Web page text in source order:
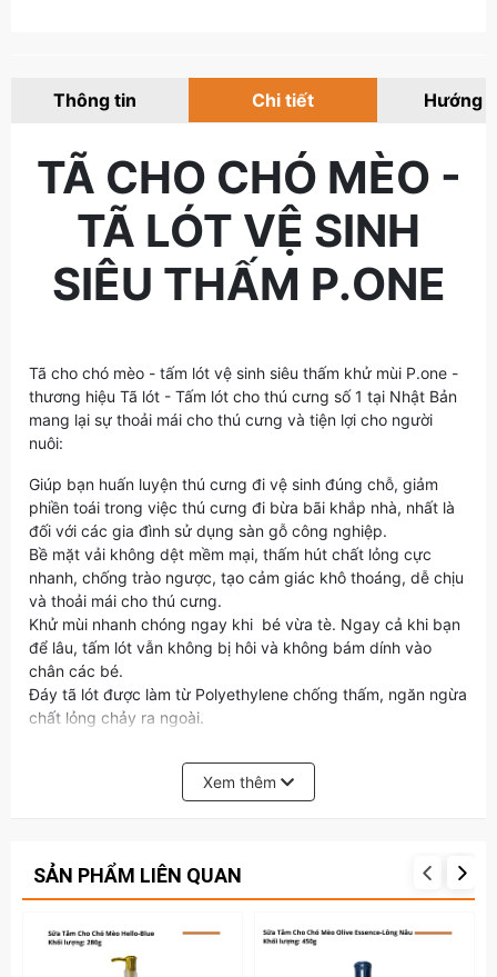
Thông tin Chi tiết Hướng
TÃ CHO CHÓ MÈO -
TÃ LÓT VỆ SINH
SIÊU THẤM P.ONE
Tã cho chó mèo - tấm lót vệ sinh siêu thấm khử mùi P.one -
thương hiệu Tã lót - Tấm lót cho thú cưng số 1 tại Nhật Bản
mang lại sự thoải mái cho thú cưng và tiện lợi cho người
nuôi:
Giúp bạn huấn luyện thú cưng đi vệ sinh đúng chỗ, giảm
phiền toái trong việc thú cưng đi bừa bãi khắp nhà, nhất là
đối với các gia đình sử dụng sàn gỗ công nghiệp.
Bề mặt vải không dệt mềm mại, thấm hút chất lỏng cực
nhanh, chống trào ngược, tạo cảm giác khô thoáng, dễ chịu
và thoải mái cho thú cưng.
Khử mùi nhanh chóng ngay khi bé vừa tè. Ngay cả khi bạn
để lâu, tấm lót vẫn không bị hôi và không bám dính vào
chân các bé.
Đáy tã lót được làm từ Polyethylene chống thấm, ngăn ngừa
chất lỏng chảy ra ngoài.
Đặc tính - Công dụng
soát mùi hôi trong thời gian dài, giúp không gian sống của
Xem thêm
SẢN PHẨM LIÊN QUAN